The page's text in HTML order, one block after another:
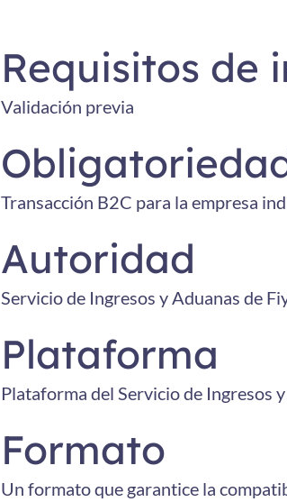
Requisitos de
Validación previa
Transacción B2C para la empresa
Autoridad
Servicio de Ingresos y Aduanas de
Plataforma
Plataforma del Servicio de Ingresos
Formato
Un formato que garantice la